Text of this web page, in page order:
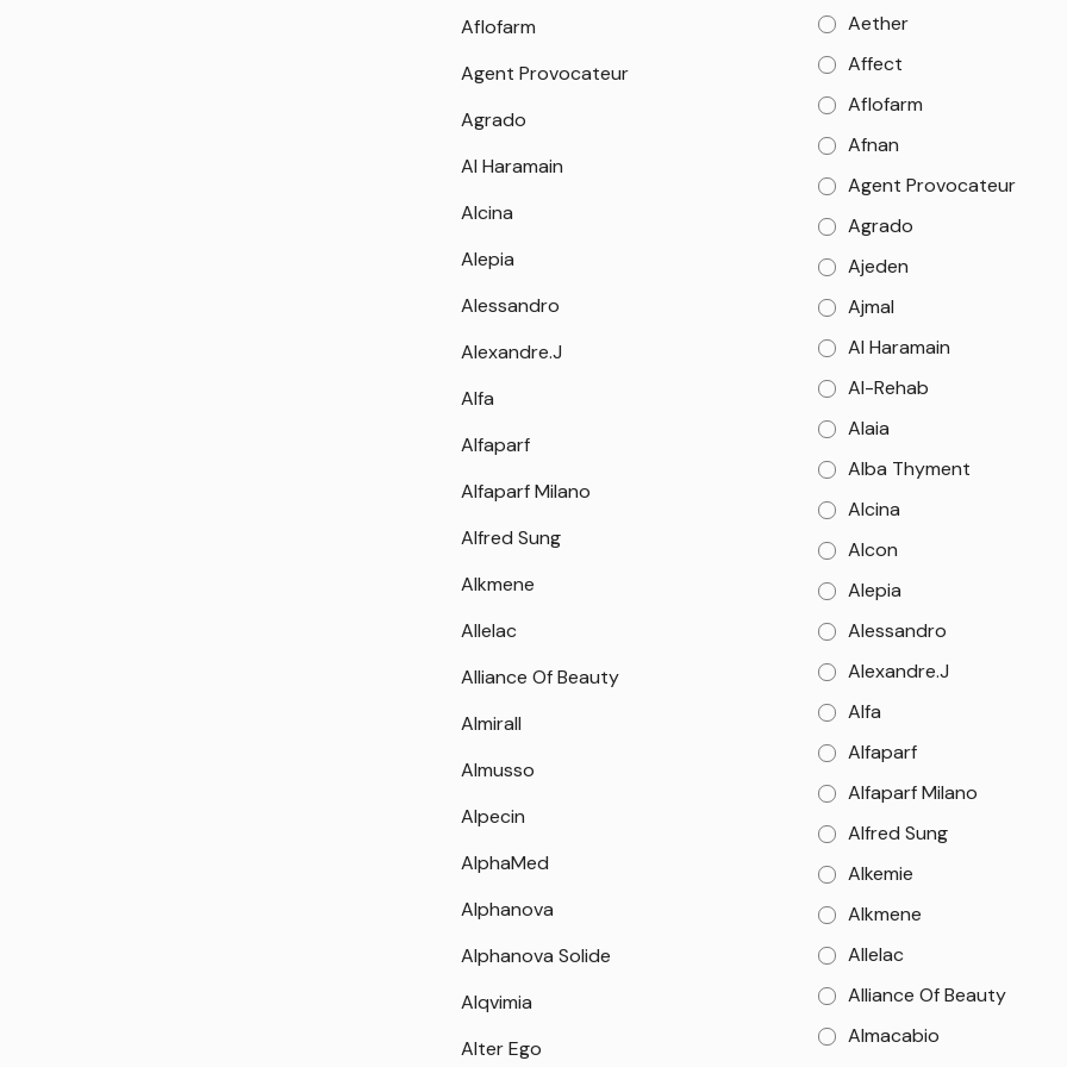
Aflofarm
Agent Provocateur
Agrado
Al Haramain
Alcina
Alepia
Alessandro
Alexandre.J
Alfa
Alfaparf
Alfaparf Milano
Alfred Sung
Alkmene
Allelac
Alliance Of Beauty
Almirall
Almusso
Alpecin
AlphaMed
Alphanova
Alphanova Solide
Alqvimia
Alter Ego
Aether
Affect
Aflofarm
Afnan
Agent Provocateur
Agrado
Ajeden
Ajmal
Al Haramain
Al-Rehab
Alaia
Alba Thyment
Alcina
Alcon
Alepia
Alessandro
Alexandre.J
Alfa
Alfaparf
Alfaparf Milano
Alfred Sung
Alkemie
Alkmene
Allelac
Alliance Of Beauty
Almacabio